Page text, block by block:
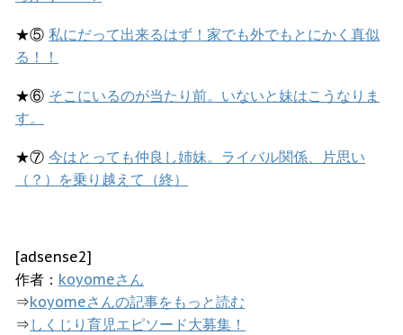
★⑤ 私にだって出来るはず！家でも外でもとにかく真似
る！！
★⑥ そこにいるのが当たり前。いないと妹はこうなりま
す。
★⑦ 今はとっても仲良し姉妹。ライバル関係、片思い
（？）を乗り越えて（終）
[adsense2]
作者： koyomeさん
⇒koyomeさんの記事をもっと読む
⇒ しくじり育児エピソード大募集！